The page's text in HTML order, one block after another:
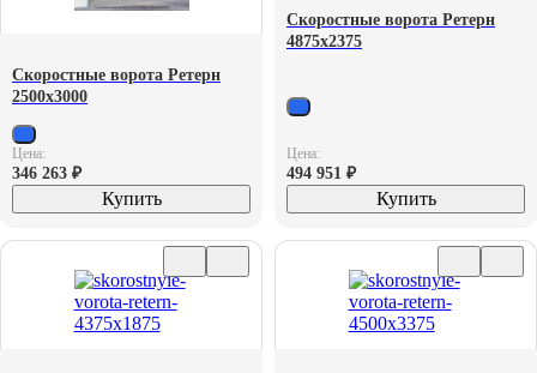
Скоростные ворота Ретерн
2500х3000
Цена:
346 263 ₽
Купить
Скоростные ворота Ретерн
4875х2375
Цена:
494 951 ₽
Купить